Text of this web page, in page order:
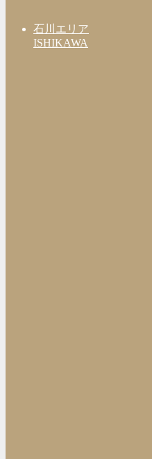
石川エリア
ISHIKAWA